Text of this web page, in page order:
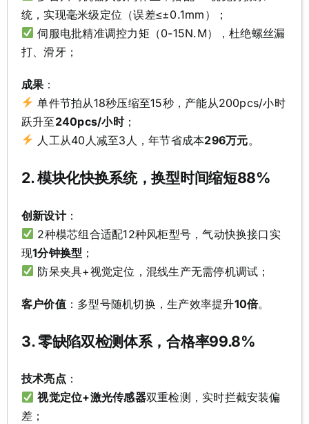
统，实现毫米级定位（误差≤±0.1mm）；
伺服电批精准调控力矩（0-15N.M），杜绝螺丝漏
打、滑牙；
成果 ：
单件节拍从18秒压缩至15秒，产能从200pcs/小时
跃升至240pcs/小时；
人工从40人减至3人，年节省成本296万元。
2. 模块化快换系统，换型时间缩短88%
创新设计：
2种模芯组合适配12种风柜型号，气动快换接口实
现1分钟换型 ；
防呆夹具+视觉定位，混线生产无需停机调试；
客户价值：多型号随机切换，生产效率提升10倍。
3. 零缺陷双检测体系，合格率99.8%
技术亮点 ：
视觉定位+激光传感器双重检测，实时拦截安装偏
差；